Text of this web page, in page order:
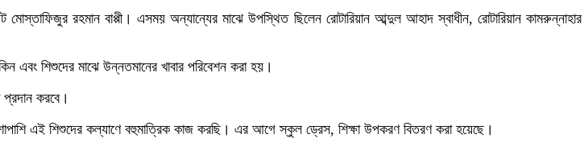
মোস্তাফিজুর রহমান বাপ্পী। এসময় অন্যান্যের মাঝে উপস্থিত ছিলেন রোটারিয়ান আব্দুল আহাদ স্বাধীন, রোটারিয়ান কামরুন্নাহার
এবং শিশুদের মাঝে উন্নতমানের খাবার পরিবেশন করা হয়।
প্রদান করবে।
এই শিশুদের কল্যাণে বহুমাত্রিক কাজ করছি। এর আগে স্কুল ড্রেস, শিক্ষা উপকরণ বিতরণ করা হয়েছে।